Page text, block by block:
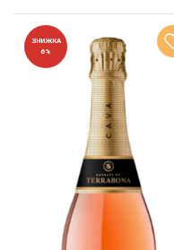
ЗНИЖКА
6%